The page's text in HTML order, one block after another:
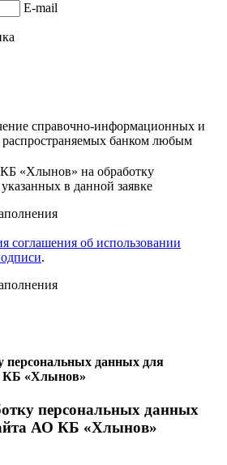
E-mail
справочно-информационных и
банком любым
«Хлынов» на обработку
в данной заявке
соглашения об использовании
.
персональных данных для
КБ «Хлынов»
персональных данных
АО КБ «Хлынов»